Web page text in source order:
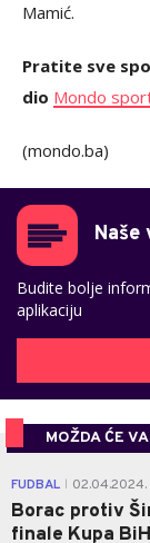
Mamić.
Pratite sve
dio Mondo
(mondo.ba)
Budite bolje
aplikaciju
MOŽDA ĆE
FUDBAL 02.04.2024.
Borac protiv
finale Kupa